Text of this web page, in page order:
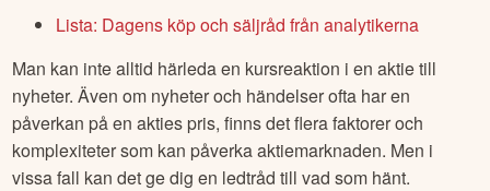
Lista: Dagens köp och säljråd från analytikerna
Man kan inte alltid härleda en kursreaktion i en aktie till
nyheter. Även om nyheter och händelser ofta har en
påverkan på en akties pris, finns det flera faktorer och
komplexiteter som kan påverka aktiemarknaden. Men i
vissa fall kan det ge dig en ledtråd till vad som hänt.